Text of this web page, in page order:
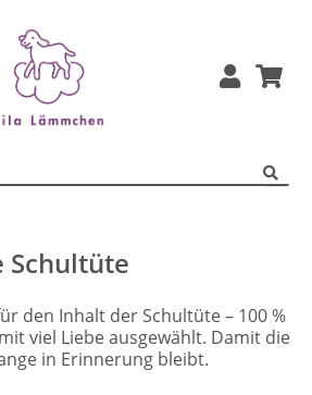
Schultüte
den Inhalt der Schultüte – 100 %
viel Liebe ausgewählt. Damit die
in Erinnerung bleibt.